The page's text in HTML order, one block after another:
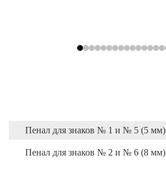
Пенал для знаков № 1 и № 5 (5 мм)
Пенал для знаков № 2 и № 6 (8 мм)